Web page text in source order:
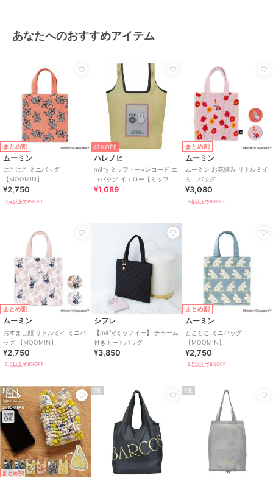
あなたへのおすすめアイテム
まとめ割
ムーミン
にこにこ ミニバッグ
【MOOMIN】
¥2,750
3点以上で8%OFF
41%OFF
ハレノヒ
miffy ミッフィー×レコード エ
コバッグ イエロー【ミッフィ
ー】
¥1,089
まとめ割
ムーミン
ムーミン お花摘み リトルミイ
ミニバッグ
¥3,080
3点以上で8%OFF
まとめ割
ムーミン
おすまし顔 リトルミイ ミニバ
ッグ 【MOOMIN】
¥2,750
3点以上で8%OFF
シフレ
【miffy/ミッフィー】 チャーム
付きトートバッグ
¥3,850
まとめ割
ムーミン
とことこ ミニバッグ
【MOOMIN】
¥2,750
3点以上で8%OFF
PR
まとめ割
PR PR